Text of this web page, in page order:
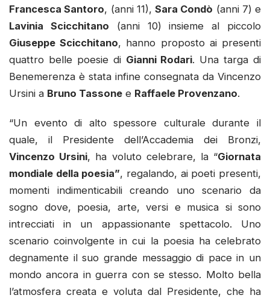
Francesca Santoro, (anni 11), Sara Condò (anni 7) e
Lavinia Scicchitano (anni 10) insieme al piccolo
Giuseppe Scicchitano, hanno proposto ai presenti
quattro belle poesie di Gianni Rodari. Una targa di
Benemerenza è stata infine consegnata da Vincenzo
Ursini a Bruno Tassone e Raffaele Provenzano.
“Un evento di alto spessore culturale durante il
quale, il Presidente dell’Accademia dei Bronzi,
Vincenzo Ursini, ha voluto celebrare, la “Giornata
mondiale della poesia”, regalando, ai poeti presenti,
momenti indimenticabili creando uno scenario da
sogno dove, poesia, arte, versi e musica si sono
intrecciati in un appassionante spettacolo. Uno
scenario coinvolgente in cui la poesia ha celebrato
degnamente il suo grande messaggio di pace in un
mondo ancora in guerra con se stesso. Molto bella
l’atmosfera creata e voluta dal Presidente, che ha